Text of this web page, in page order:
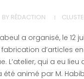
BY RÉDACTION
a organisé, le 12
d’articles
L’atelier, qui a eu lieu
été animé par M.